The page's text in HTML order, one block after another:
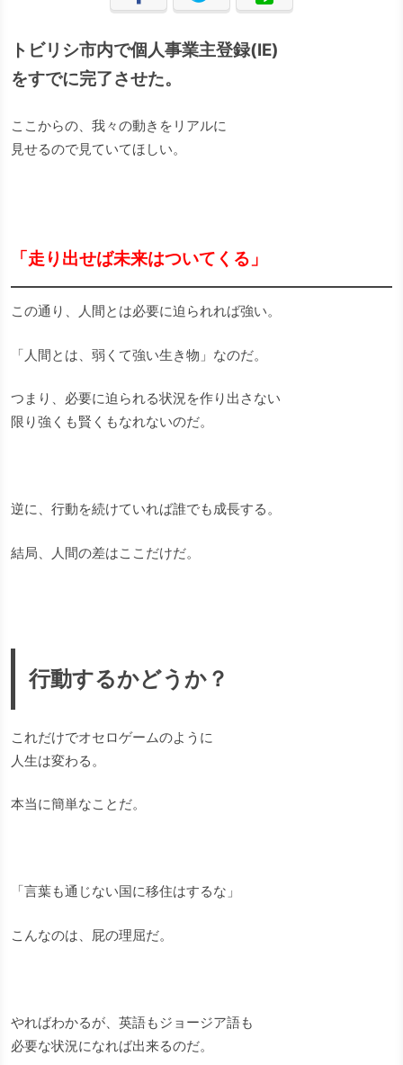
トビリシ市内で個人事業主登録(IE)
をすでに完了させた。
ここからの、我々の動きをリアルに
見せるので見ていてほしい。
「走り出せば未来はついてくる」
この通り、人間とは必要に迫られれば強い。
「人間とは、弱くて強い生き物」なのだ。
つまり、必要に迫られる状況を作り出さない
限り強くも賢くもなれないのだ。
逆に、行動を続けていれば誰でも成長する。
結局、人間の差はここだけだ。
行動するかどうか？
これだけでオセロゲームのように
人生は変わる。
本当に簡単なことだ。
「言葉も通じない国に移住はするな」
こんなのは、屁の理屈だ。
やればわかるが、英語もジョージア語も
必要な状況になれば出来るのだ。